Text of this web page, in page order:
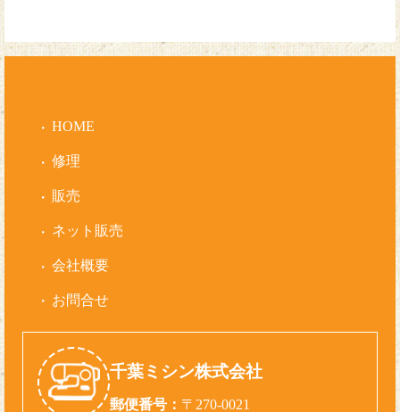
HOME
修理
販売
ネット販売
会社概要
お問合せ
千葉ミシン株式会社
郵便番号： 〒270-0021